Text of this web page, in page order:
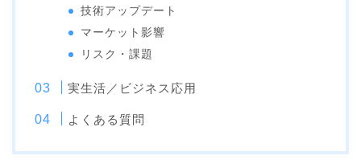
技術アップデート
マーケット影響
リスク・課題
実生活／ビジネス応用
よくある質問